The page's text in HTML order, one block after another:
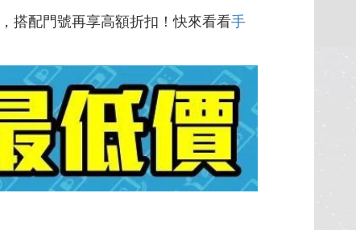
，搭配門號再享高額折扣！快來看看手